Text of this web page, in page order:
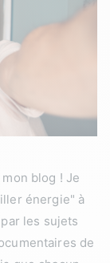
blog ! Je
énergie" à
les sujets
de